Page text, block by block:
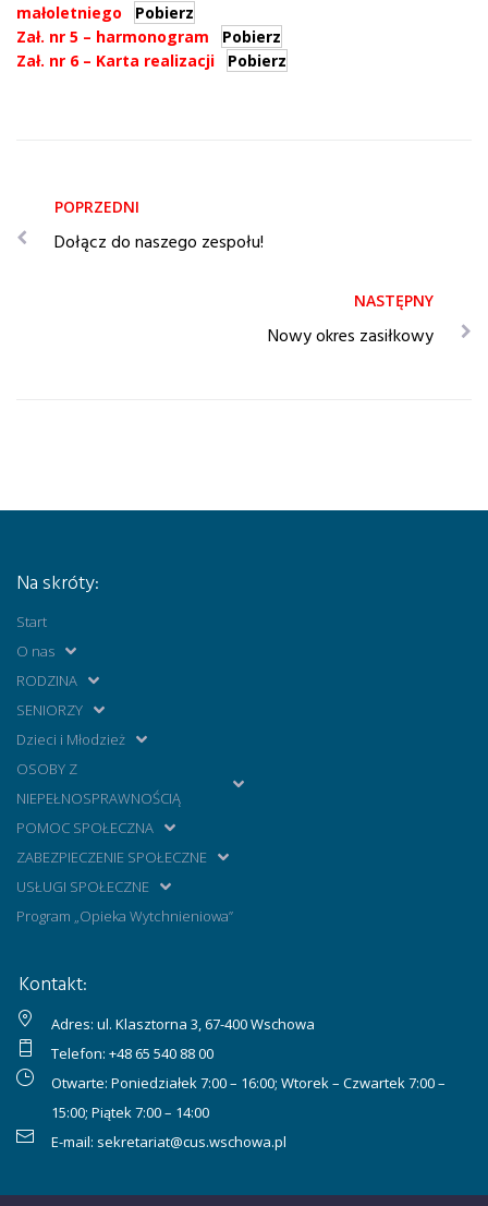
małoletniego
Pobierz
Zał. nr 5 – harmonogram
Pobierz
Zał. nr 6 – Karta realizacji
Pobierz
Dołącz do naszego zespołu!
Nowy okres zasiłkowy
Na skróty:
Start
O nas
RODZINA
SENIORZY
Dzieci i Młodzież
OSOBY Z
NIEPEŁNOSPRAWNOŚCIĄ
POMOC SPOŁECZNA
ZABEZPIECZENIE SPOŁECZNE
USŁUGI SPOŁECZNE
Program „Opieka Wytchnieniowa”
Kontakt:
Adres: ul. Klasztorna 3, 67-400 Wschowa
Telefon: +48 65 540 88 00
Otwarte: Poniedziałek 7:00 – 16:00; Wtorek – Czwartek 7:00 –
15:00; Piątek 7:00 – 14:00
E-mail: sekretariat@cus.wschowa.pl